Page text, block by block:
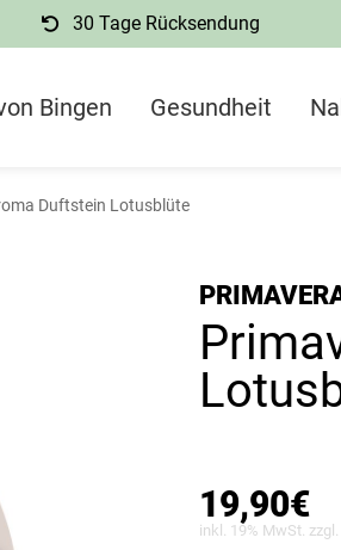
30 Tage Rücksendung
Bingen Gesundheit
Duftstein Lotusblüte
19,90€
inkl. 19% MwSt. zzgl.